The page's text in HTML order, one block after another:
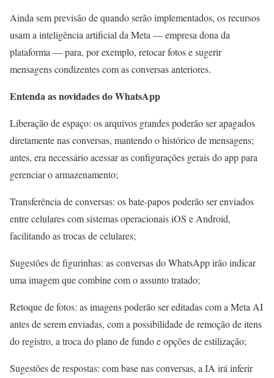
Ainda sem previsão de quando serão implementados, os recursos
usam a inteligência artificial da Meta — empresa dona da
plataforma — para, por exemplo, retocar fotos e sugerir
mensagens condizentes com as conversas anteriores.
Entenda as novidades do WhatsApp
Liberação de espaço: os arquivos grandes poderão ser apagados
diretamente nas conversas, mantendo o histórico de mensagens;
antes, era necessário acessar as configurações gerais do app para
gerenciar o armazenamento;
Transferência de conversas: os bate-papos poderão ser enviados
entre celulares com sistemas operacionais iOS e Android,
facilitando as trocas de celulares;
Sugestões de figurinhas: as conversas do WhatsApp irão indicar
uma imagem que combine com o assunto tratado;
Retoque de fotos: as imagens poderão ser editadas com a Meta AI
antes de serem enviadas, com a possibilidade de remoção de itens
do registro, a troca do plano de fundo e opções de estilização;
Sugestões de respostas: com base nas conversas, a IA irá inferir